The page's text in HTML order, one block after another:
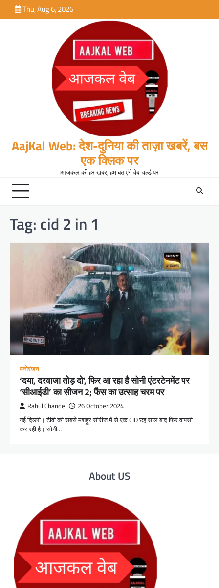
to
Thu, Aug 6, 2026
AajKal Web: देश-दुनिया की ताज़ा खबरें, बस
एक क्लिक पर
आजकल की हर खबर, हम बताएंगे वेब-वर्ल्ड पर
Tag: cid 2 in 1
मनोरंजन
‘दया, दरवाजा तोड़ दो’, फिर आ रहा है सोनी एंटरटेनमेंट पर
‘सीआईडी’ का सीजन 2; फैंस का उत्साह चरम पर
Rahul Chandel 26 October 2024
नई दिल्ली। टीवी की सबसे मशहूर सीरीज में से एक CID छह साल बाद फिर वापसी
कर रही है। सोनी…
About US